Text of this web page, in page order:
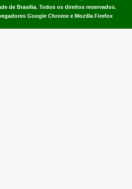
de Brasília. Todos os direitos reservados.
Google Chrome e Mozilla Firefox